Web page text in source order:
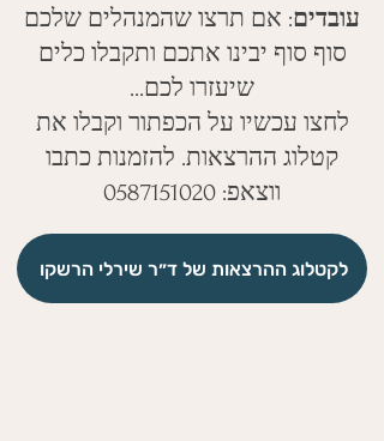
עובדים: אם תרצו שהמנהלים שלכם
סוף סוף יבינו אתכם ותקבלו כלים
שיעזרו לכם...
לחצו עכשיו על הכפתור וקבלו את
קטלוג ההרצאות. להזמנות כתבו
ווצאפ: 0587151020
לקטלוג ההרצאות של ד״ר שירלי הרשקו